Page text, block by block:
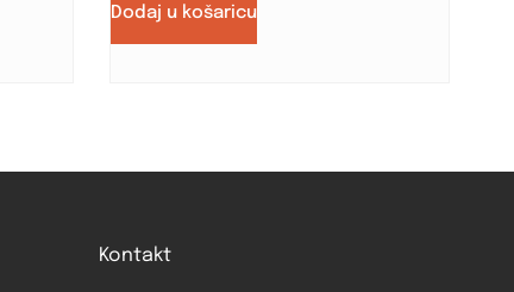
Dodaj u košaricu
Kontakt